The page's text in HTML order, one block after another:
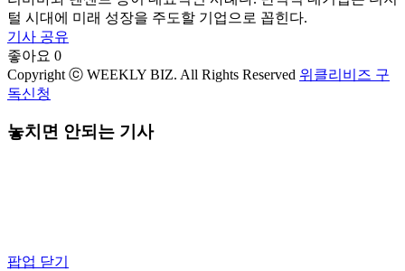
털 시대에 미래 성장을 주도할 기업으로 꼽힌다.
기사 공유
좋아요 0
Copyright ⓒ WEEKLY BIZ. All Rights Reserved 위클리비즈 구
독신청
놓치면 안되는 기사
팝업 닫기